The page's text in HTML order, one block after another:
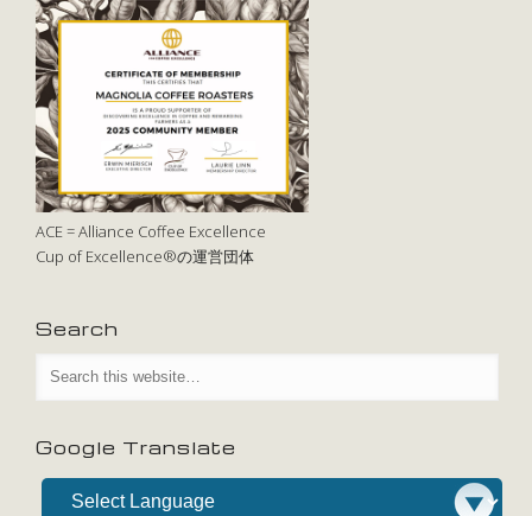
ACE = Alliance Coffee Excellence
Cup of Excellence®の運営団体
Search
Google Translate